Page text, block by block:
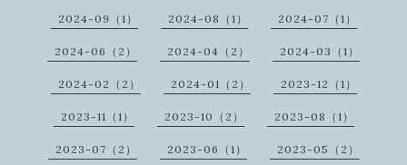
2024-09（1） 2024-08（1） 2024-07（1）
2024-06（2） 2024-04（2） 2024-03（1）
2024-02（2） 2024-01（2） 2023-12（1）
2023-11（1） 2023-10（2） 2023-08（1）
2023-07（2） 2023-06（1） 2023-05（2）